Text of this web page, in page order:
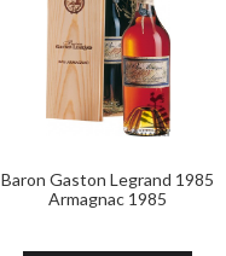
Baron Gaston Legrand 1985
Armagnac 1985